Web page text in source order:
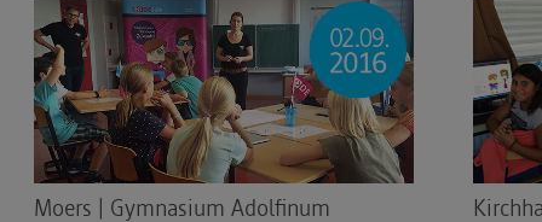
Moers | Gymnasium Adolfinum